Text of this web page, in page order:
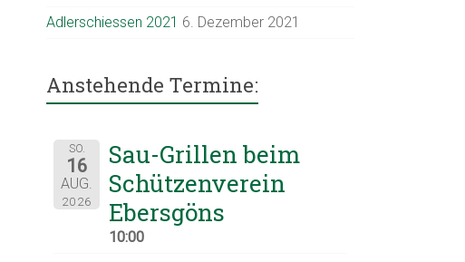
Adlerschiessen 2021 6. Dezember 2021
Anstehende Termine:
SO.
16
AUG.
2026
Sau-Grillen beim
Schützenverein
Ebersgöns
10:00